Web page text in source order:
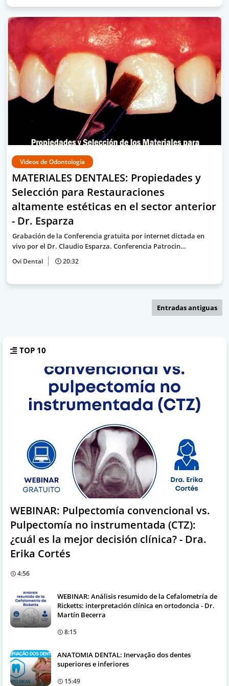
Videos de Odontología
MATERIALES DENTALES: Propiedades y
Selección para Restauraciones
altamente estéticas en el sector anterior
- Dr. Esparza
Grabación de la Conferencia gratuita por internet dictada en
vivo por el Dr. Claudio Esparza. Conferencia Patrocin…
Ovi Dental 20:32
Entradas antiguas
TOP 10
WEBINAR: Pulpectomía convencional vs.
Pulpectomía no instrumentada (CTZ):
¿cuál es la mejor decisión clínica? - Dra.
Erika Cortés
4:56
WEBINAR: Análisis resumido de la Cefalometría de
Ricketts: interpretación clínica en ortodoncia - Dr.
Martín Becerra
8:15
ANATOMIA DENTAL: Inervação dos dentes
superiores e inferiores
15:49